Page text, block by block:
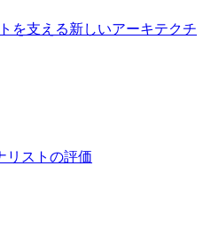
を支える新しいアーキテクチ
リストの評価